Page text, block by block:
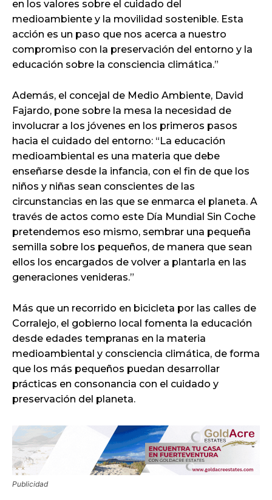
en los valores sobre el cuidado del
medioambiente y la movilidad sostenible. Esta
acción es un paso que nos acerca a nuestro
compromiso con la preservación del entorno y la
educación sobre la consciencia climática.”
Además, el concejal de Medio Ambiente, David
Fajardo, pone sobre la mesa la necesidad de
involucrar a los jóvenes en los primeros pasos
hacia el cuidado del entorno: “La educación
medioambiental es una materia que debe
enseñarse desde la infancia, con el fin de que los
niños y niñas sean conscientes de las
circunstancias en las que se enmarca el planeta. A
través de actos como este Día Mundial Sin Coche
pretendemos eso mismo, sembrar una pequeña
semilla sobre los pequeños, de manera que sean
ellos los encargados de volver a plantarla en las
generaciones venideras.”
Más que un recorrido en bicicleta por las calles de
Corralejo, el gobierno local fomenta la educación
desde edades tempranas en la materia
medioambiental y consciencia climática, de forma
que los más pequeños puedan desarrollar
prácticas en consonancia con el cuidado y
preservación del planeta.
Publicidad